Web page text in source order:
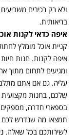
ולא רק רכיבים
בריאותית.
איפה כדאי לקנות
קניית אוכל מומלץ
איפה לקנות. חנות
ומגיעים לתחום מתוך
עליה. גם אם אתם
שלכם, בחנות מקצועית
בספארי חדרה, מספקים
תמצאו מה שנדרש לכם
לשירותכם בכל שאלה.